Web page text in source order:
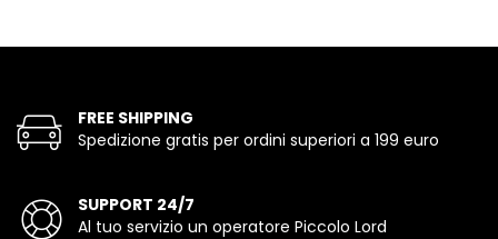
FREE SHIPPING
Spedizione gratis per ordini superiori a 199 euro
SUPPORT 24/7
Al tuo servizio un operatore Piccolo Lord